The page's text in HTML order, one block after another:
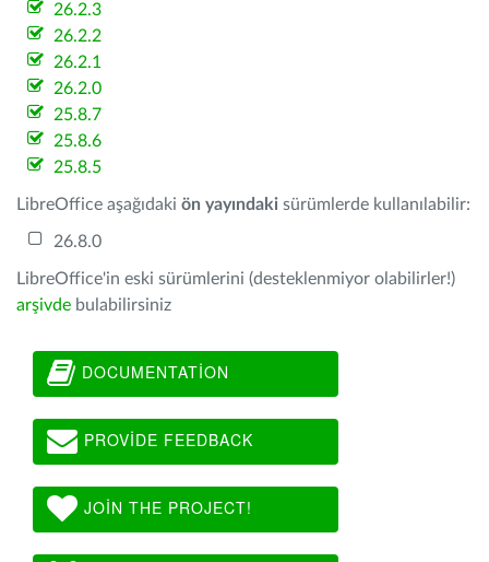
26.2.3
26.2.2
26.2.1
26.2.0
25.8.7
25.8.6
25.8.5
LibreOffice aşağıdaki ön yayındaki sürümlerde kullanılabilir:
26.8.0
LibreOffice'in eski sürümlerini (desteklenmiyor olabilirler!)
arşivde bulabilirsiniz
DOCUMENTATION
PROVIDE FEEDBACK
JOIN THE PROJECT!